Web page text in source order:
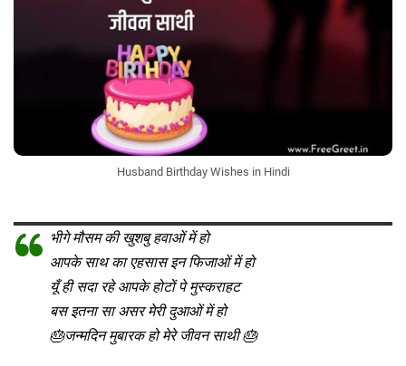
Husband Birthday Wishes in Hindi
भीगे मौसम की खुशबु हवाओं में हो
आपके साथ का एहसास इन फिजाओं में हो
यूँ ही सदा रहे आपके होटों पे मुस्कराहट
बस इतना सा असर मेरी दुआओं में हो
🎂जन्मदिन मुबारक हो मेरे जीवन साथी 🎂